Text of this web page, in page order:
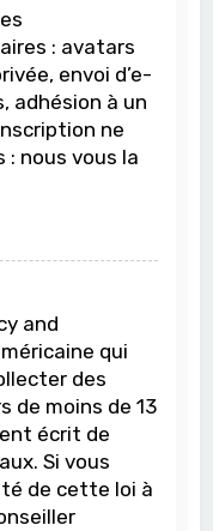
: avatars
envoi d’e-
adhésion à un
ne
nous vous la
and
qui
des
de moins de 13
écrit de
Si vous
de cette loi à